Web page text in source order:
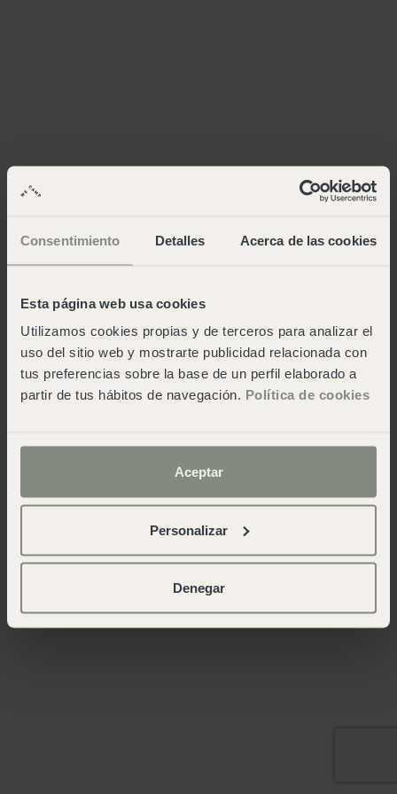
Consentimiento Detalles Acerca de las cookies
Esta página web usa cookies
Utilizamos cookies propias y de terceros para analizar el
uso del sitio web y mostrarte publicidad relacionada con
tus preferencias sobre la base de un perfil elaborado a
partir de tus hábitos de navegación. Política de cookies
Aceptar
Personalizar
Denegar